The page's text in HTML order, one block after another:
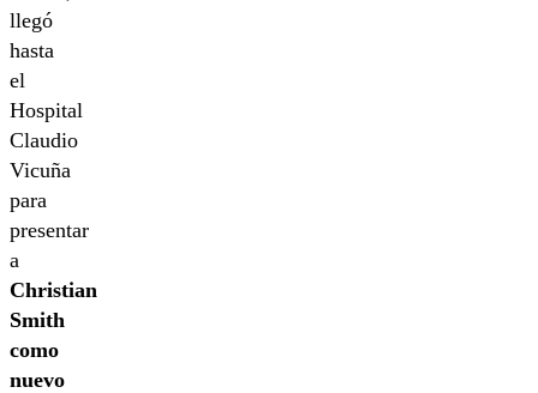
llegó
hasta
el
Hospital
Claudio
Vicuña
para
presentar
a
Christian
Smith
como
nuevo